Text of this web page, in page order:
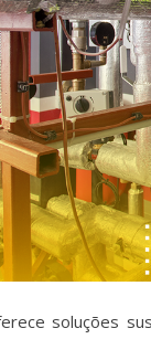
soluções